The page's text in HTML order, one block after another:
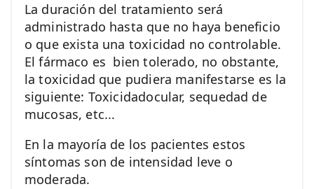
La duración del tratamiento será
administrado hasta que no haya beneficio
o que exista una toxicidad no controlable.
El fármaco es bien tolerado, no obstante,
la toxicidad que pudiera manifestarse es la
siguiente: Toxicidadocular, sequedad de
mucosas, etc...
En la mayoría de los pacientes estos
síntomas son de intensidad leve o
moderada.